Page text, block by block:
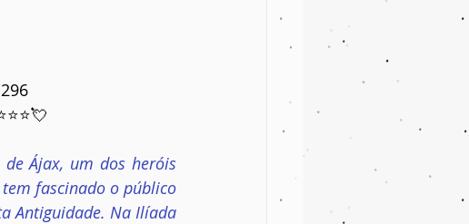
de Ájax, um dos heróis
fascinado o público
Antiguidade. Na Ilíada